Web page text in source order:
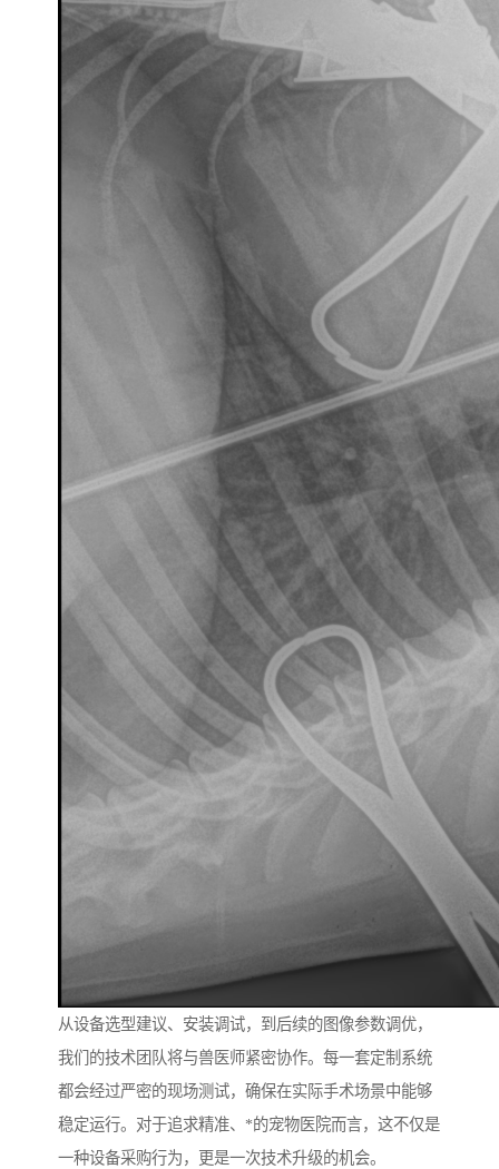
从设备选型建议、安装调试，到后续的图像参数调优，
我们的技术团队将与兽医师紧密协作。每一套定制系统
都会经过严密的现场测试，确保在实际手术场景中能够
稳定运行。对于追求精准、*的宠物医院而言，这不仅是
一种设备采购行为，更是一次技术升级的机会。